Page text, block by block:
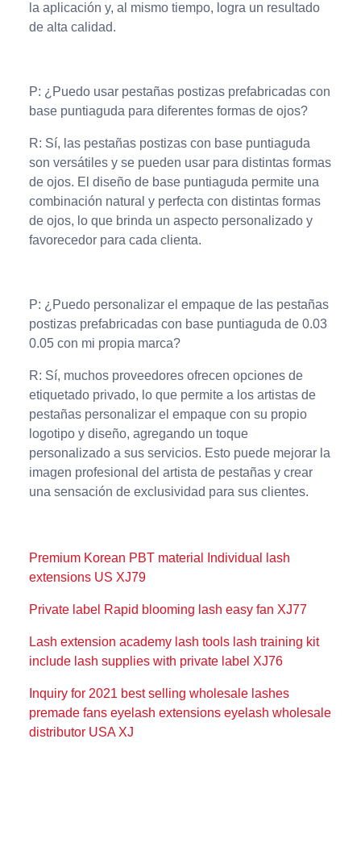
la aplicación y, al mismo tiempo, logra un resultado
de alta calidad.
P: ¿Puedo usar pestañas postizas prefabricadas con
base puntiaguda para diferentes formas de ojos?
R: Sí, las pestañas postizas con base puntiaguda
son versátiles y se pueden usar para distintas formas
de ojos. El diseño de base puntiaguda permite una
combinación natural y perfecta con distintas formas
de ojos, lo que brinda un aspecto personalizado y
favorecedor para cada clienta.
P: ¿Puedo personalizar el empaque de las pestañas
postizas prefabricadas con base puntiaguda de 0.03
0.05 con mi propia marca?
R: Sí, muchos proveedores ofrecen opciones de
etiquetado privado, lo que permite a los artistas de
pestañas personalizar el empaque con su propio
logotipo y diseño, agregando un toque
personalizado a sus servicios. Esto puede mejorar la
imagen profesional del artista de pestañas y crear
una sensación de exclusividad para sus clientes.
Premium Korean PBT material Individual lash
extensions US XJ79
Private label Rapid blooming lash easy fan XJ77
Lash extension academy lash tools lash training kit
include lash supplies with private label XJ76
Inquiry for 2021 best selling wholesale lashes
premade fans eyelash extensions eyelash wholesale
distributor USA XJ